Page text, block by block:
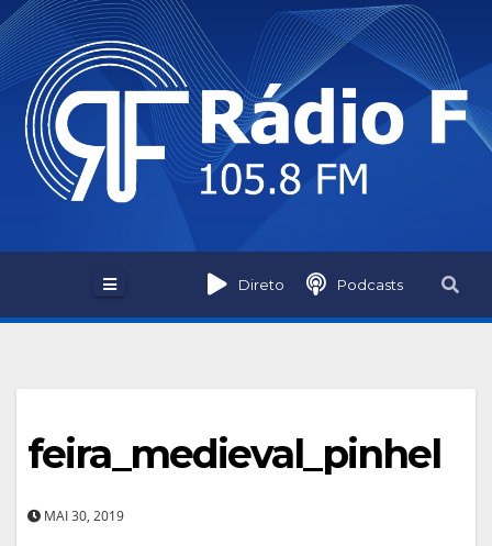
Skip
to
content
Direto Podcasts
feira_medieval_pinhel
MAI 30, 2019